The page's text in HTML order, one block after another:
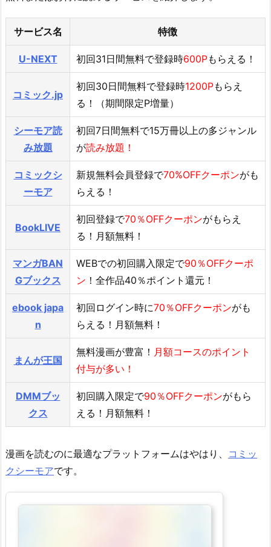
サービス名 特徴
U-NEXT 初回31日間無料で登録時600Pもらえる！
コミック.jp
初回30日間無料で登録時1200Pもらえ
る！（期間限定P増量）
シーモア読
み放題
初回7日間無料で15万冊以上の多ジャンル
が読み放題！
コミックシ
ーモア
新規無料会員登録で70%OFFクーポンがも
らえる！
BookLIVE
初回登録で70％OFFクーポンがもらえ
る！月額無料！
マンガBAN
Gブックス
WEBでの初回購入限定で90％OFFクーポ
ン ！全作品40％ポイント還元！
ebook japa
n
初回ログイン時に70％OFFクーポンがも
らえる！月額無料！
まんが王国
無料漫画が豊富！ 月額コースのポイント
付与が多い！
DMMブッ
クス
初回購入限定で90％OFFクーポンがもら
える！月額無料！
漫画を読むのに最適なプラットフォームはやはり、 コミッ
クシーモアです。